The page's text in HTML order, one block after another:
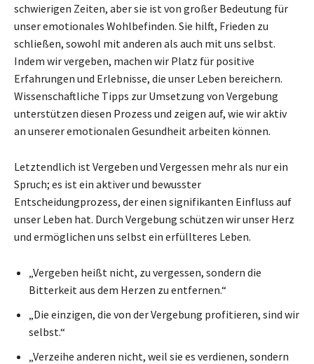
schwierigen Zeiten, aber sie ist von großer Bedeutung für
unser emotionales Wohlbefinden. Sie hilft, Frieden zu
schließen, sowohl mit anderen als auch mit uns selbst.
Indem wir vergeben, machen wir Platz für positive
Erfahrungen und Erlebnisse, die unser Leben bereichern.
Wissenschaftliche Tipps zur Umsetzung von Vergebung
unterstützen diesen Prozess und zeigen auf, wie wir aktiv
an unserer emotionalen Gesundheit arbeiten können.
Letztendlich ist Vergeben und Vergessen mehr als nur ein
Spruch; es ist ein aktiver und bewusster
Entscheidungprozess, der einen signifikanten Einfluss auf
unser Leben hat. Durch Vergebung schützen wir unser Herz
und ermöglichen uns selbst ein erfüllteres Leben.
„Vergeben heißt nicht, zu vergessen, sondern die
Bitterkeit aus dem Herzen zu entfernen.“
„Die einzigen, die von der Vergebung profitieren, sind wir
selbst.“
„Verzeihe anderen nicht, weil sie es verdienen, sondern